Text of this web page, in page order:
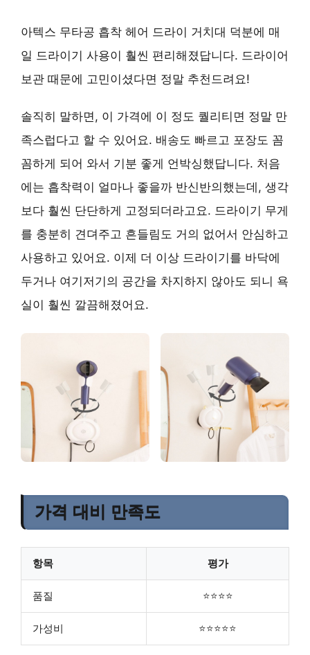
아텍스 무타공 흡착 헤어 드라이 거치대 덕분에 매
일 드라이기 사용이 훨씬 편리해졌답니다. 드라이어
보관 때문에 고민이셨다면 정말 추천드려요!
솔직히 말하면, 이 가격에 이 정도 퀄리티면 정말 만
족스럽다고 할 수 있어요. 배송도 빠르고 포장도 꼼
꼼하게 되어 와서 기분 좋게 언박싱했답니다. 처음
에는 흡착력이 얼마나 좋을까 반신반의했는데, 생각
보다 훨씬 단단하게 고정되더라고요. 드라이기 무게
를 충분히 견뎌주고 흔들림도 거의 없어서 안심하고
사용하고 있어요. 이제 더 이상 드라이기를 바닥에
두거나 여기저기의 공간을 차지하지 않아도 되니 욕
실이 훨씬 깔끔해졌어요.
가격 대비 만족도
항목 평가
품질 ⭐⭐⭐⭐
가성비 ⭐⭐⭐⭐⭐